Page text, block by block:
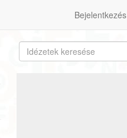
Bejelentkezés